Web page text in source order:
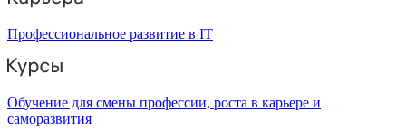
Профессиональное развитие в IT
Обучение для смены профессии, роста в карьере и
саморазвития